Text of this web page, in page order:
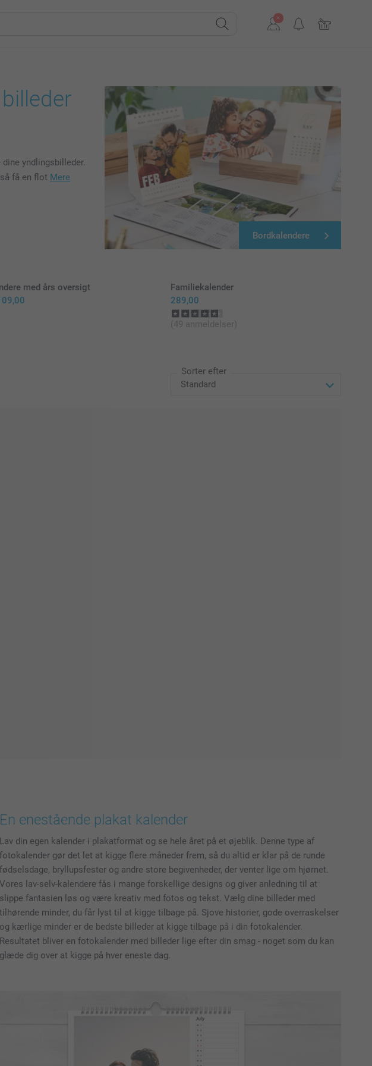
yndlingsbilleder.
få en flot Mere
Bordkalendere
med års oversigt
Familiekalender
289,00
(49 anmeldelser)
Sorter efter
En enestående plakat kalender
Lav din egen kalender i plakatformat og se hele året på et øjeblik. Denne type af
fotokalender gør det let at kigge flere måneder frem, så du altid er klar på de runde
fødselsdage, bryllupsfester og andre store begivenheder, der venter lige om hjørnet.
Vores lav-selv-kalendere fås i mange forskellige designs og giver anledning til at
slippe fantasien løs og være kreativ med fotos og tekst. Vælg dine billeder med
tilhørende minder, du får lyst til at kigge tilbage på. Sjove historier, gode overraskelser
og kærlige minder er de bedste billeder at kigge tilbage på i din fotokalender.
Resultatet bliver en fotokalender med billeder lige efter din smag - noget som du kan
glæde dig over at kigge på hver eneste dag.